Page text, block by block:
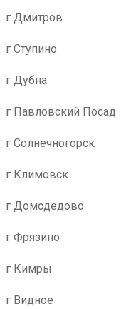
г Дмитров
г Ступино
г Дубна
г Павловский Посад
г Солнечногорск
г Климовск
г Домодедово
г Фрязино
г Кимры
г Видное